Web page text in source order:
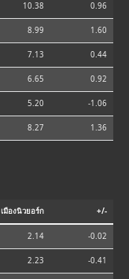
10.38 0.96
8.99 1.60
7.13 0.44
6.65 0.92
5.20 -1.06
8.27 1.36
เมืองนิวยอร์ก +/-
2.14 -0.02
2.23 -0.41